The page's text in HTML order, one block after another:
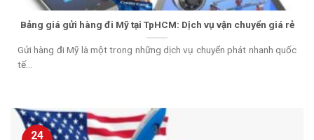
Bảng giá gửi hàng đi Mỹ tại TpHCM: Dịch vụ vận chuyển giá rẻ
Gửi hàng đi Mỹ là một trong những dịch vụ chuyển phát nhanh quốc
tế...
24